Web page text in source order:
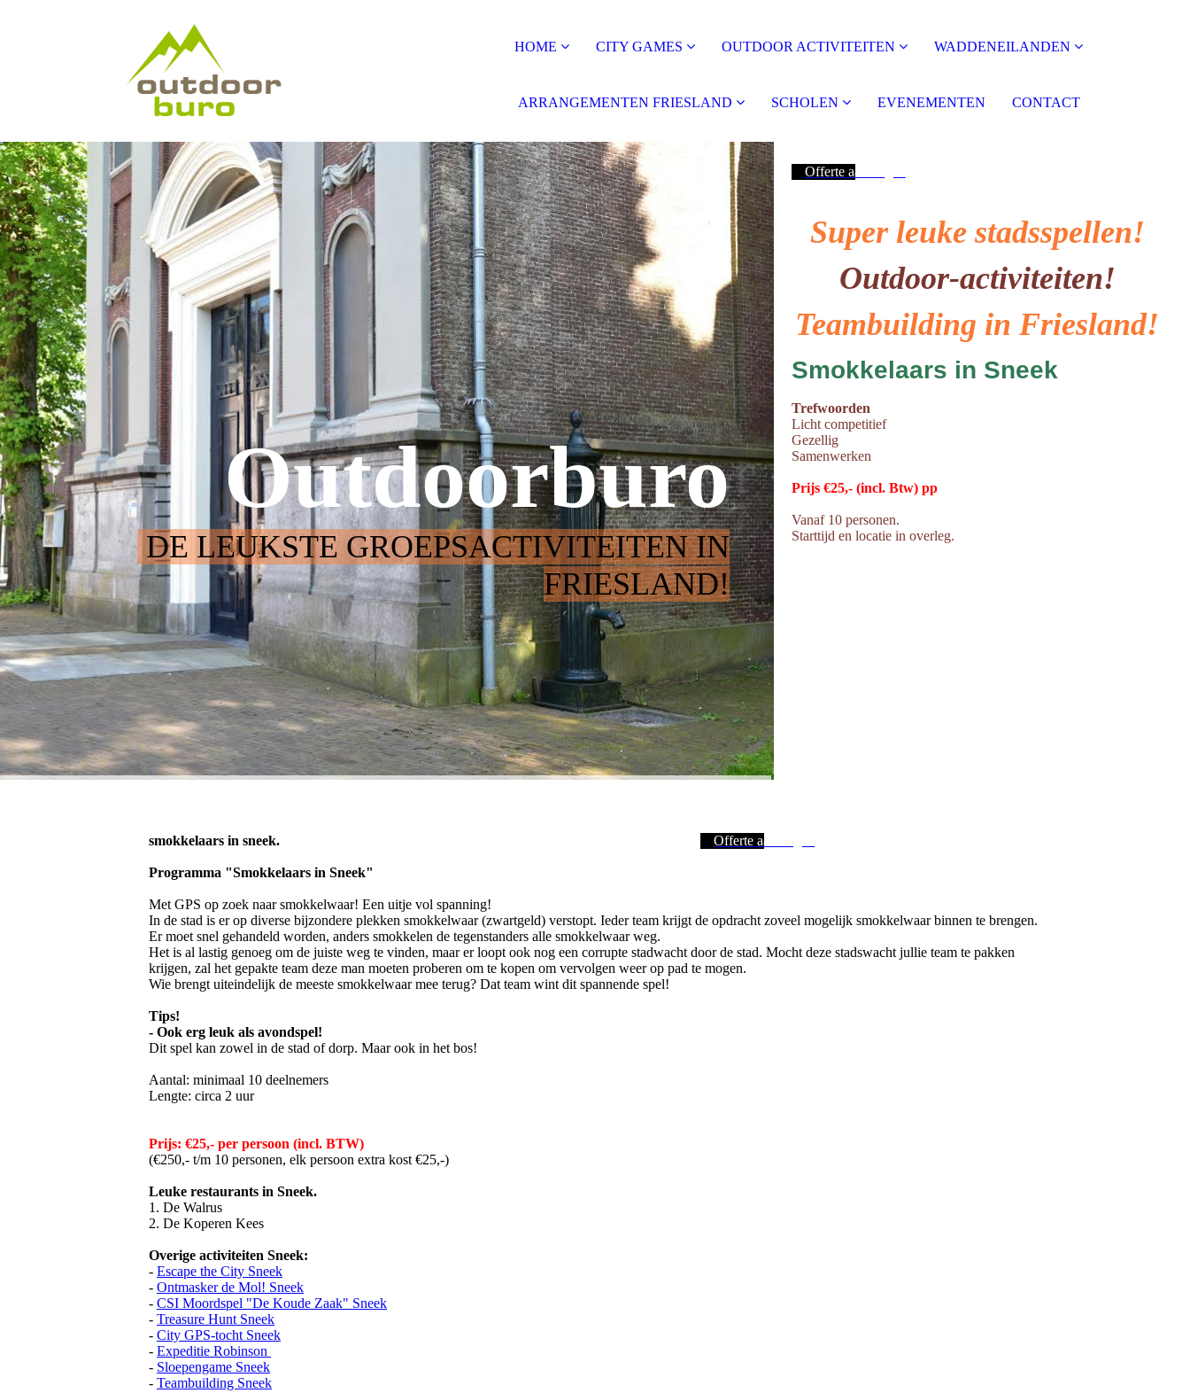
HOME CITY GAMES OUTDOOR ACTIVITEITEN WADDENEILANDEN
ARRANGEMENTEN FRIESLAND SCHOLEN EVENEMENTEN CONTACT
Outdoorburo
DE LEUKSTE GROEPSACTIVITEITEN IN
FRIESLAND!
Offerte aanvragen
Super leuke stadsspellen!
Outdoor-activiteiten!
Teambuilding in Friesland!
Smokkelaars in Sneek
Trefwoorden
Licht competitief
Gezellig
Samenwerken
Prijs €25,- (incl. Btw) pp
Vanaf 10 personen.
Starttijd en locatie in overleg.
Offerte aanvragen
smokkelaars in sneek.
Programma "Smokkelaars in Sneek"
Met GPS op zoek naar smokkelwaar! Een uitje vol spanning!
In de stad is er op diverse bijzondere plekken smokkelwaar (zwartgeld) verstopt. Ieder team krijgt de opdracht zoveel mogelijk smokkelwaar binnen te brengen.
Er moet snel gehandeld worden, anders smokkelen de tegenstanders alle smokkelwaar weg.
Het is al lastig genoeg om de juiste weg te vinden, maar er loopt ook nog een corrupte stadwacht door de stad. Mocht deze stadswacht jullie team te pakken
krijgen, zal het gepakte team deze man moeten proberen om te kopen om vervolgen weer op pad te mogen.
Wie brengt uiteindelijk de meeste smokkelwaar mee terug? Dat team wint dit spannende spel!
Tips!
- Ook erg leuk als avondspel!
Dit spel kan zowel in de stad of dorp. Maar ook in het bos!
Aantal: minimaal 10 deelnemers
Lengte: circa 2 uur
Prijs: €25,- per persoon (incl. BTW)
(€250,- t/m 10 personen, elk persoon extra kost €25,-)
Leuke restaurants in Sneek.
1. De Walrus
2. De Koperen Kees
Overige activiteiten Sneek:
- Escape the City Sneek
- Ontmasker de Mol! Sneek
- CSI Moordspel "De Koude Zaak" Sneek
- Treasure Hunt Sneek
- City GPS-tocht Sneek
- Expeditie Robinson
- Sloepengame Sneek
- Teambuilding Sneek